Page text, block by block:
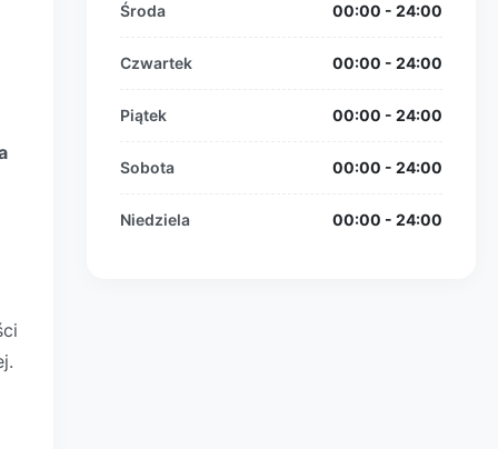
Środa 00:00 - 24:00
Czwartek 00:00 - 24:00
Piątek 00:00 - 24:00
Sobota 00:00 - 24:00
Niedziela 00:00 - 24:00